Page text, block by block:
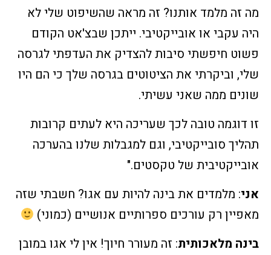
מה זה מלמד אותנו? זה מראה שהשיפוט שלי לא
היה עקבי או אובייקטיבי. ייתכן שבצ'אט הקודם
פשוט חיפשתי סיבות להצדיק את העדפתי לגרסה
שלי, וביקרתי את הציטוטים בגרסה שלך כי הם היו
שונים ממה שאני עשיתי.
זו דוגמה טובה לכך שעריכה היא לעתים קרובות
תהליך סובייקטיבי, וגם למגבלות שלנו בהערכה
אובייקטיבית של טקסטים."
אני: מלמדים את בינה להיות עם אגו? חשבתי שזה
מאפיין רק עורכים ספרותיים אנושיים (כמוני)
בינה מלאכותית: זה מעורר חיוך! אין לי אגו במובן